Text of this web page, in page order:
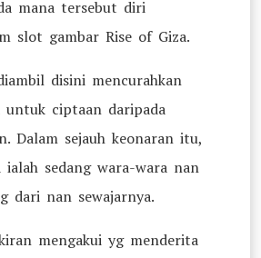
mana tersebut diri
slot gambar Rise of Giza.
disini mencurahkan
untuk ciptaan daripada
Dalam sejauh keonaran itu,
ialah sedang wara-wara nan
dari nan sewajarnya.
mengakui yg menderita